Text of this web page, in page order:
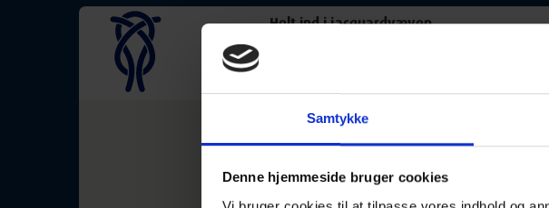
Samtykke
Denne hjemmeside bruger cookies
Helt ind i jacquardvæven
for alle med teknisk interesse – uanset om du